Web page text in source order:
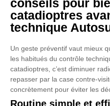
conseils pour
catadioptres
technique
Un geste préventif vaut mieux
les habitués du contrôle
catadioptres, c’est diminuer
repasser par la case contre-
concrètement pour éviter les
Routine simple et